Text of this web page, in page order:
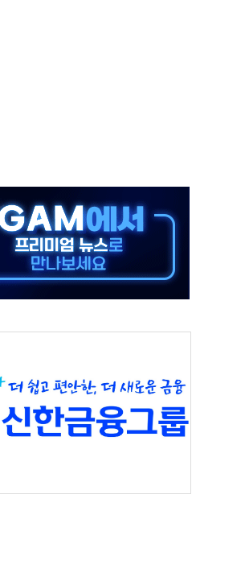
안보 협력 구도
그룹이 상쇄
동 화약고